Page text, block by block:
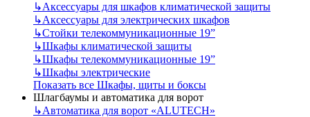
↳Аксессуары для шкафов климатической защиты
↳Аксессуары для электрических шкафов
↳Стойки телекоммуникационные 19”
↳Шкафы климатической защиты
↳Шкафы телекоммуникационные 19”
↳Шкафы электрические
Показать все Шкафы, щиты и боксы
Шлагбаумы и автоматика для ворот
↳Автоматика для ворот «ALUTECH»